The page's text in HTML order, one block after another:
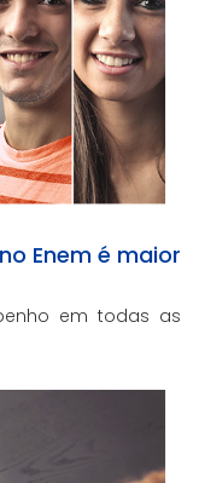
Enem é maior
em todas as